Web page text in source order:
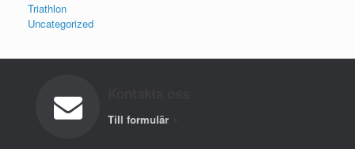
Triathlon
Uncategorized
Till formulär